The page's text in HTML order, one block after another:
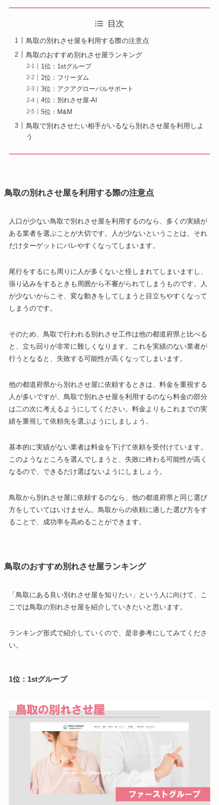
目次
鳥取の別れさせ屋を利用する際の注意点
鳥取のおすすめ別れさせ屋ランキング
1位：1stグループ
2位：フリーダム
3位：アクアグローバルサポート
4位：別れさせ屋-AI
5位：M&M
鳥取で別れさせたい相手がいるなら別れさせ屋を利用しよ
う
鳥取の別れさせ屋を利用する際の注意点
人口が少ない鳥取で別れさせ屋を利用するのなら、多くの実績が
ある業者を選ぶことが大切です。人が少ないということは、それ
だけターゲットにバレやすくなってしまいます。
尾行をするにも周りに人が多くないと怪しまれてしまいますし、
張り込みをするときも周囲から不審がられてしまうものです。人
が少ないからこそ、変な動きをしてしまうと目立ちやすくなって
しまうのです。
そのため、鳥取で行われる別れさせ工作は他の都道府県と比べる
と、立ち回りが非常に難しくなります。これを実績のない業者が
行うとなると、失敗する可能性が高くなってしまいます。
他の都道府県から別れさせ屋に依頼するときは、料金を重視する
人が多いですが、鳥取で別れさせ屋を利用するのなら料金の部分
は二の次に考えるようにしてください。料金よりもこれまでの実
績を重視して依頼先を選ぶようにしましょう。
基本的に実績がない業者は料金を下げて依頼を受付けています。
このようなところを選んでしまうと、失敗に終わる可能性が高く
なるので、できるだけ選ばないようにしましょう。
鳥取から別れさせ屋に依頼するのなら、他の都道府県と同じ選び
方をしていてはいけません。鳥取からの依頼に適した選び方をす
ることで、成功率を高めることができます。
鳥取のおすすめ別れさせ屋ランキング
「鳥取にある良い別れさせ屋を知りたい」という人に向けて、こ
こでは鳥取の別れさせ屋を紹介していきたいと思います。
ランキング形式で紹介していくので、是非参考にしてみてくださ
い。
1位：1stグループ